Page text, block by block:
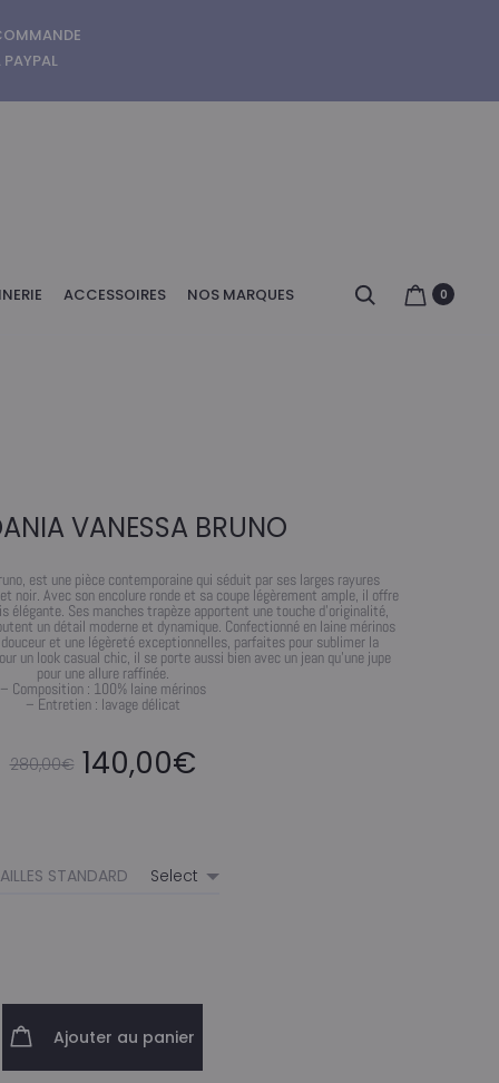
ACCESSOIRES NOS MARQUES Search 0
VANESSA BRUNO
est une pièce contemporaine qui séduit par ses larges rayures
noir. Avec son encolure ronde et sa coupe légèrement ample, il offre
élégante. Ses manches trapèze apportent une touche d’originalité,
un détail moderne et dynamique. Confectionné en laine mérinos
et une légèreté exceptionnelles, parfaites pour sublimer la
un look casual chic, il se porte aussi bien avec un jean qu’une jupe
pour une allure raffinée.
– Composition : 100% laine mérinos
– Entretien : lavage délicat
280,00€ Le
initial
280,00€.
140,00€Le
actuel
140,00€.
STANDARD
Ajouter au panier